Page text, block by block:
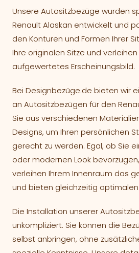
Unsere Autositzbezüge wurden
Renault Alaskan entwickelt und
den Konturen und Formen Ihrer
Ihre originalen Sitze und
aufgewertetes Erscheinungsbild.
Bei Designbezüge.de bieten wir
an Autositzbezügen für den
Sie aus verschiedenen
Designs, um Ihren persönlichen
gerecht zu werden. Egal, ob Sie
oder modernen Look
verleihen Ihrem Innenraum das
und bieten gleichzeitig optimalen
Die Installation unserer
unkompliziert. Sie können die
selbst anbringen, ohne